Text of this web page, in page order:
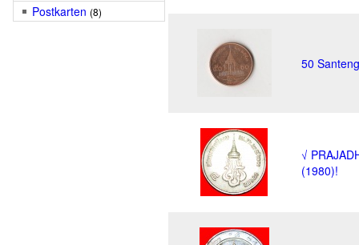
Postkarten (8)
50
√
(1980)!